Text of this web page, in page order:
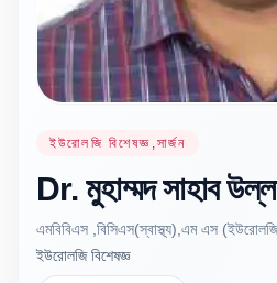
ইউরোলজি বিশেষজ্ঞ,সার্জন
Dr. মুহাম্মদ সাহাব
এমবিবিএস ,বিসিএস(স্বাস্থ্য),এম এস
ইউরোলজি বিশেষজ্ঞ